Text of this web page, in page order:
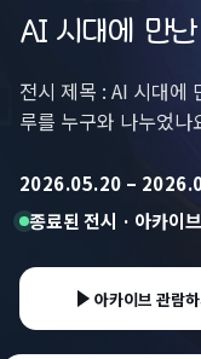
AI 시대에 만
전시 제목 : AI 시대에
루를 누구와 나누었나
2026.05.20 –
종료된 전시 · 아카이
아카이브 관람